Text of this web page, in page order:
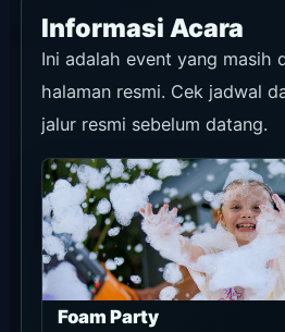
Informasi Acara
Ini adalah event yang masih
halaman resmi. Cek jadwal
jalur resmi sebelum datang.
Foam Party